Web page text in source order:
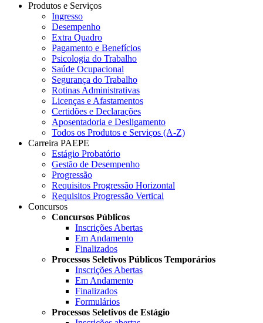
Produtos e Serviços
Ingresso
Desempenho
Extra Quadro
Pagamento e Benefícios
Psicologia do Trabalho
Saúde Ocupacional
Segurança do Trabalho
Rotinas Administrativas
Licenças e Afastamentos
Certidões e Declarações
Aposentadoria e Desligamento
Todos os Produtos e Serviços (A-Z)
Carreira PAEPE
Estágio Probatório
Gestão de Desempenho
Progressão
Requisitos Progressão Horizontal
Requisitos Progressão Vertical
Concursos
Concursos Públicos
Inscrições Abertas
Em Andamento
Finalizados
Processos Seletivos Públicos Temporários
Inscrições Abertas
Em Andamento
Finalizados
Formulários
Processos Seletivos de Estágio